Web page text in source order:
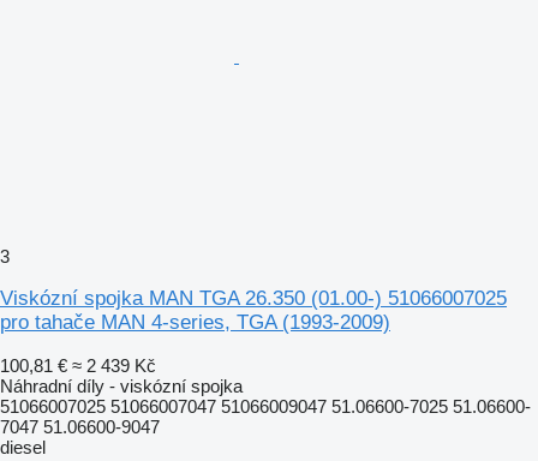
3
Viskózní spojka MAN TGA 26.350 (01.00-) 51066007025
pro tahače MAN 4-series, TGA (1993-2009)
100,81 € ≈ 2 439 Kč
Náhradní díly - viskózní spojka
51066007025 51066007047 51066009047 51.06600-7025 51.06600-
7047 51.06600-9047
diesel